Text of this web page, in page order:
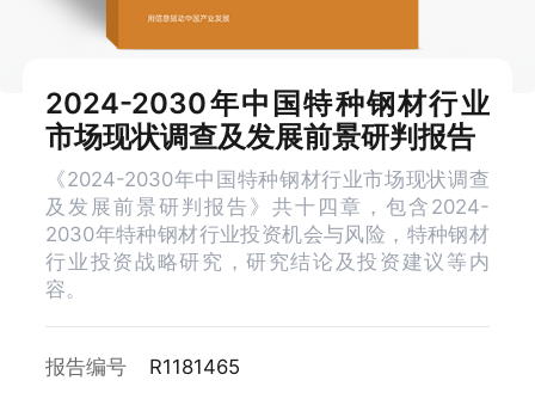
2024-2030年中国特种钢材行业
市场现状调查及发展前景研判报告
《2024-2030年中国特种钢材行业市场现状调查
及发展前景研判报告》共十四章，包含2024-
2030年特种钢材行业投资机会与风险，特种钢材
行业投资战略研究，研究结论及投资建议等内
容。
报告编号 R1181465